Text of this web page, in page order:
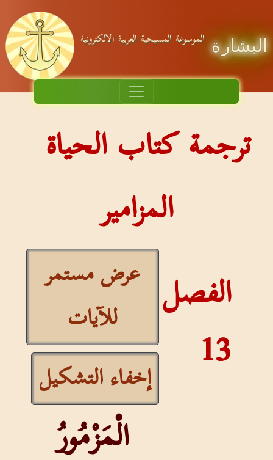
البشارة الموسوعة المسيحية العربية الالكترونية
ترجمة كتاب الحياة
المزامير
الفصل
13
عرض مستمر
للآيات
إخفاء التشكيل
الْمَزْمُورُ